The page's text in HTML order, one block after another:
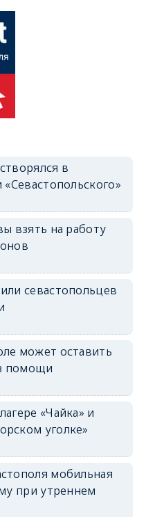
в
взять на работу
севастопольцев
может оставить
помощи
«Чайка» и
уголке»
мобильная
при утреннем